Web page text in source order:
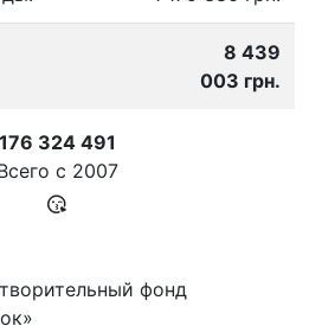
8 439
003 грн.
176 324 491
с 2007
фонд